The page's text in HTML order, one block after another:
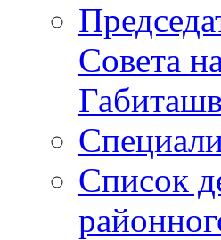
Совета
Список